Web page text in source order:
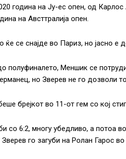
година на Ју-ес опен, од
на Австтралија опен.
се снајде во Париз, но јасно е
полуфиналето, Меншик се
но Зверев не го дозволи
брејкот во 11-от гем со кој
со 6:2, многу убедливо, а потоа
го загуби на Ролан Гарос